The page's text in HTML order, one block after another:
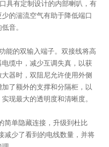
具有定制设计的内部喇叭，有
的湍流空气有助于降低端口
音。
能的双输入端子。双接线将高
缆中，减少互调失真，以获
器时，双阻尼允许使用外侧
了额外的支撑和分隔柜，以
现最大的透明度和清晰度。
简单隐藏连接，升级到杜比
减少了看到的电线数量，并将